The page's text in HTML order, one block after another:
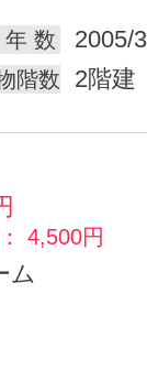
年 数
2005/
階数 2階建
4,500円
ム